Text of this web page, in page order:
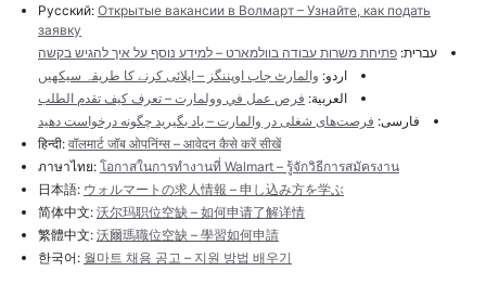
Русский: Открытые вакансии в Волмарт – Узнайте, как подать
заявку
עברית: פתיחת משרות עבודה בוולמארט – למידע נוסף על איך להגיש בקשה
اردو: والمارٹ جاب اوپننگز – اپلائی کرنے کا طریقہ سیکھیں
العربية: فرص عمل في وولمارت – تعرف كيف تقدم الطلب
فارسی: فرصت‌های شغلی در والمارت – یاد بگیرید چگونه درخواست دهید
हिन्दी: वॉलमार्ट जॉब ओपनिंग्स – आवेदन कैसे करें सीखें
ภาษาไทย: โอกาสในการทำงานที่ Walmart – รู้จักวิธีการสมัครงาน
日本語: ウォルマートの求人情報 – 申し込み方を学ぶ
简体中文: 沃尔玛职位空缺 – 如何申请了解详情
繁體中文: 沃爾瑪職位空缺 – 學習如何申請
한국어: 월마트 채용 공고 – 지원 방법 배우기